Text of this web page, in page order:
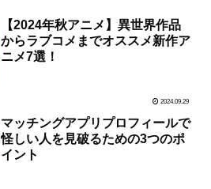
【2024年秋アニメ】異世界作品
からラブコメまでオススメ新作ア
ニメ7選！
2024.09.29
マッチングアプリプロフィールで
怪しい人を見破るための3つのポ
イント